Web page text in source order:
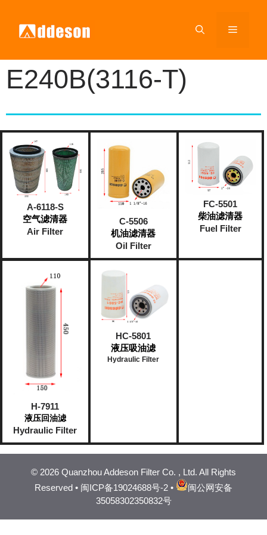
E240B(3116-T)
A-6118-S
空气滤清器
Air Filter
C-5506
机油滤清器
Oil Filter
FC-5501
柴油滤清器
Fuel Filter
H-7911
液压回油滤
Hydraulic Filter
HC-5801
液压吸油滤
Hydraulic Filter
© 2026 Quanzhou Addeson Filter Co. , Ltd. All Rights
Reserved • 闽ICP备19024688号-2 •
闽公网安备
35058302350832号